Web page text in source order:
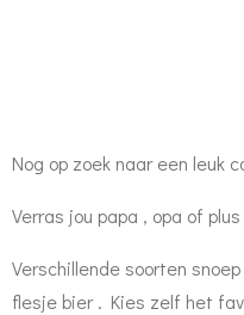
Nog op zoek naar een leuk
Verras jou papa , opa of
Verschillende soorten
flesje bier . Kies zelf het